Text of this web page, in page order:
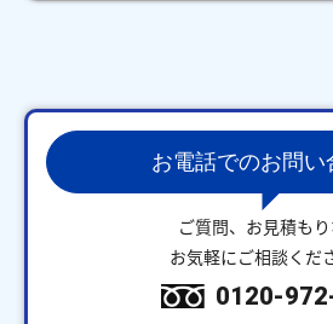
お電話でのお問い
ご質問、お見積も
お気軽にご相談くだ
0120-